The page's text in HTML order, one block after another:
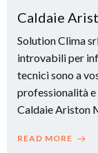
Caldaie
Solution Clima
introvabili per
tecnici sono a
professionalità
Caldaie Ariston
READ MORE